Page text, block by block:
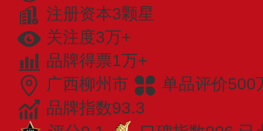
注册资本3颗星
关注度3万+
品牌得票1万+
广西柳州市
单品评价500
品牌指数93.3